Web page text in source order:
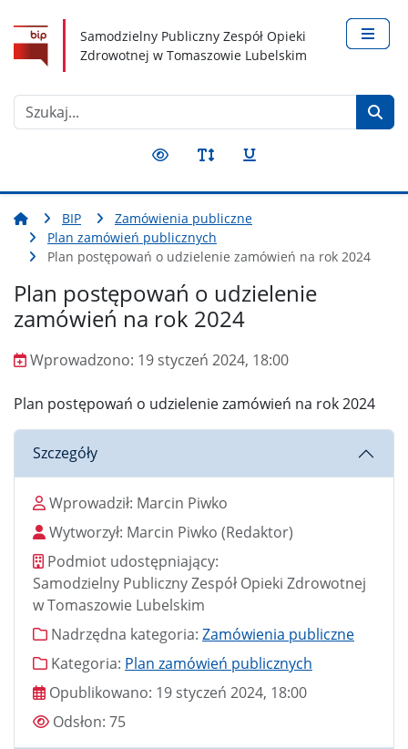
Samodzielny Publiczny Zespół Opieki
Zdrowotnej w Tomaszowie Lubelskim
Szukaj
BIP
Zamówienia publiczne
Plan zamówień publicznych
Plan postępowań o udzielenie zamówień na rok 2024
Plan postępowań o udzielenie
zamówień na rok 2024
Wprowadzono
Wprowadzono: 19 styczeń 2024, 18:00
Plan postępowań o udzielenie zamówień na rok 2024
Szczegóły
Wprowadził
Wprowadził: Marcin Piwko
Wytworzył
Wytworzył: Marcin Piwko (Redaktor)
Podmiot udostępniający
Podmiot udostępniający:
Samodzielny Publiczny Zespół Opieki Zdrowotnej
w Tomaszowie Lubelskim
Nadrzędna kategoria
Nadrzędna kategoria: Zamówienia publiczne
Kategoria
Kategoria: Plan zamówień publicznych
Data publikacji
Opublikowano: 19 styczeń 2024, 18:00
Odsłony
Odsłon: 75